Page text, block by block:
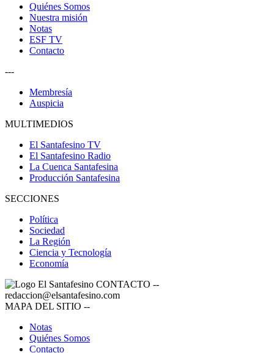
Quiénes Somos
Nuestra misión
Notas
ESF TV
Contacto
---
Membresía
Auspicia
MULTIMEDIOS
El Santafesino TV
El Santafesino Radio
La Cuenca Santafesina
Producción Santafesina
SECCIONES
Política
Sociedad
La Región
Ciencia y Tecnología
Economía
CONTACTO --
redaccion@elsantafesino.com
MAPA DEL SITIO --
Notas
Quiénes Somos
Contacto